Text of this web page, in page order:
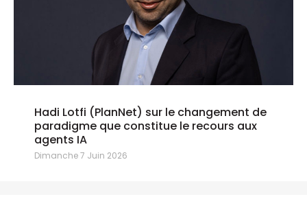
Hadi Lotfi (PlanNet) sur le changement de
paradigme que constitue le recours aux
agents IA
Dimanche 7 Juin 2026